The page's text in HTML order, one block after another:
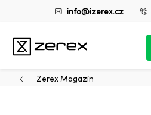
info@izerex.cz
Zerex Magazín